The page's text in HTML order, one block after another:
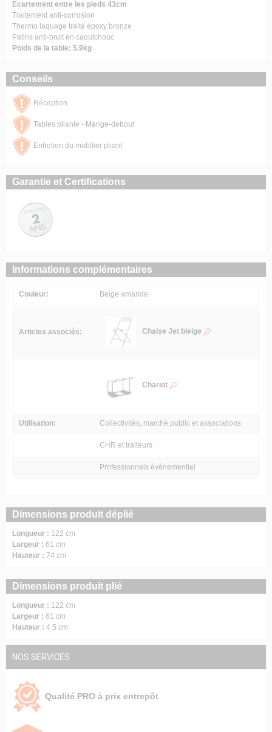
Ecartement entre les pieds 43cm
Traitement anti-corrosion
Thermo laquage traité époxy bronze
Patins anti-bruit en caoutchouc
Poids de la table: 5.9kg
Conseils
Réception
Tables pliante - Mange-debout
Entretien du mobilier pliant
Garantie et Certifications
Informations complémentaires
Couleur: Beige amande
Articles associés: Chaise Jet bleige
Chariot
Utilisation: Collectivités, marché public et associations
CHR et traiteurs
Professionnels événementiel
Dimensions produit déplié
Longueur : 122 cm
Largeur : 61 cm
Hauteur : 74 cm
Dimensions produit plié
Longueur : 122 cm
Largeur : 61 cm
Hauteur : 4.5 cm
NOS SERVICES
Qualité PRO à prix entrepôt